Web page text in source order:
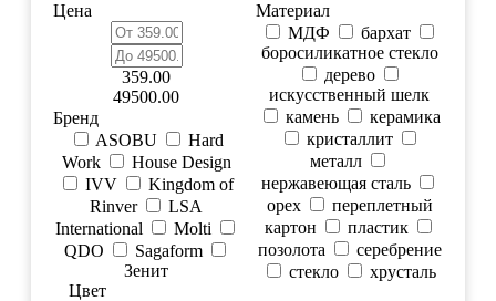
Цена
359.00
49500.00
Материал
МДФ
бархат
боросиликатное стекло
дерево
искусственный шелк
камень
керамика
кристаллит
металл
нержавеющая сталь
орех
переплетный
картон
пластик
позолота
серебрение
стекло
хрусталь
Бренд
ASOBU
Hard
Work
House Design
IVV
Kingdom of
Rinver
LSA
International
Molti
QDO
Sagaform
Зенит
Цвет